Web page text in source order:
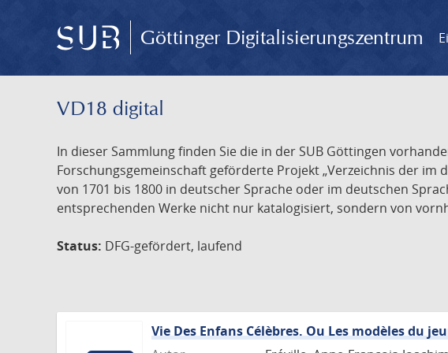
Göttinger Digitalisierungszentrum
VD18 digital
In dieser Sammlung finden Sie die in der SUB Göttingen
Forschungsgemeinschaft geförderte Projekt „Verzeichnis der im
von 1701 bis 1800 in deutscher Sprache oder im deutschen
entsprechenden Werke nicht nur katalogisiert, sondern von
Status: DFG-gefördert, laufend
Vie Des Enfans Célèbres. Ou Les modèles du